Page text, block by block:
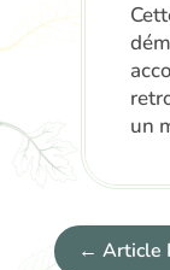
un
← Article